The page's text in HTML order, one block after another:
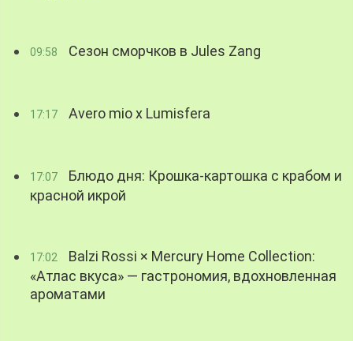
09:58 Сезон сморчков в Jules Zang
17:17 Avero mio x Lumisfera
17:07
Блюдо дня: Крошка-картошка с крабом и
красной икрой
17:02
Balzi Rossi × Mercury Home Collection:
«Атлас вкуса» — гастрономия, вдохновленная
ароматами